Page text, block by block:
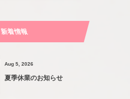
新着情報
Aug 5, 2026
夏季休業のお知らせ